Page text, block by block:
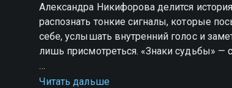
Александра Никифорова делится
распознать тонкие сигналы, которые
себе, услышать внутренний голос и
лишь присмотреться. «Знаки судьбы» —
Посмотреть онлайн 4 сезон сериала
Читать дальше